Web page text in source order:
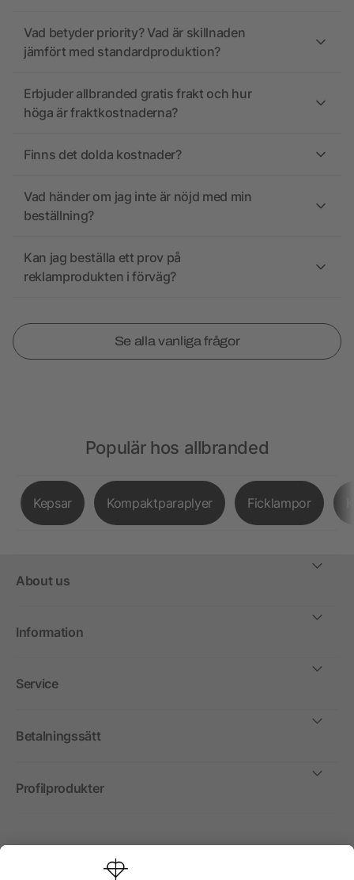
Vad betyder priority? Vad är skillnaden
jämfört med standardproduktion?
Erbjuder allbranded gratis frakt och hur
höga är fraktkostnaderna?
Finns det dolda kostnader?
Vad händer om jag inte är nöjd med min
beställning?
Kan jag beställa ett prov på
reklamprodukten i förväg?
Se alla vanliga frågor
Populär hos allbranded
Kepsar Kompaktparaplyer Ficklampor
About us
Information
Service
Betalningssätt
Profilprodukter
Internationellt